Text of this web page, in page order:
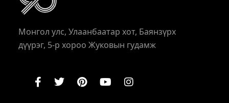
Монгол улс, Улаанбаатар хот, Баянзүрх
дүүрэг, 5-р хороо Жуковын гудамж